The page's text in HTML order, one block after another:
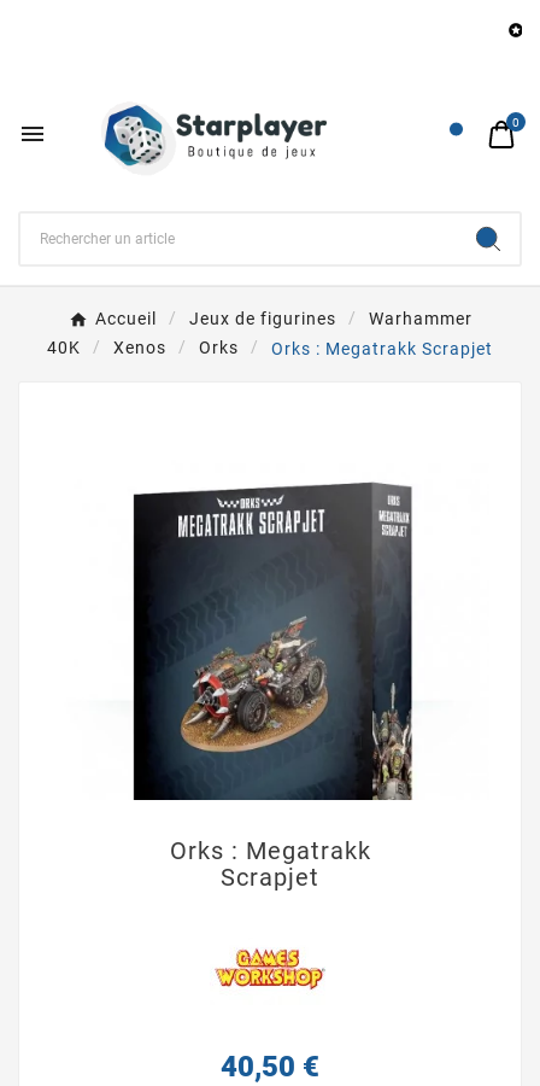

 0
Accueil Jeux de figurines
Warhammer
40K
Xenos Orks Orks : Megatrakk Scrapjet
Orks : Megatrakk
Scrapjet
40,50 €